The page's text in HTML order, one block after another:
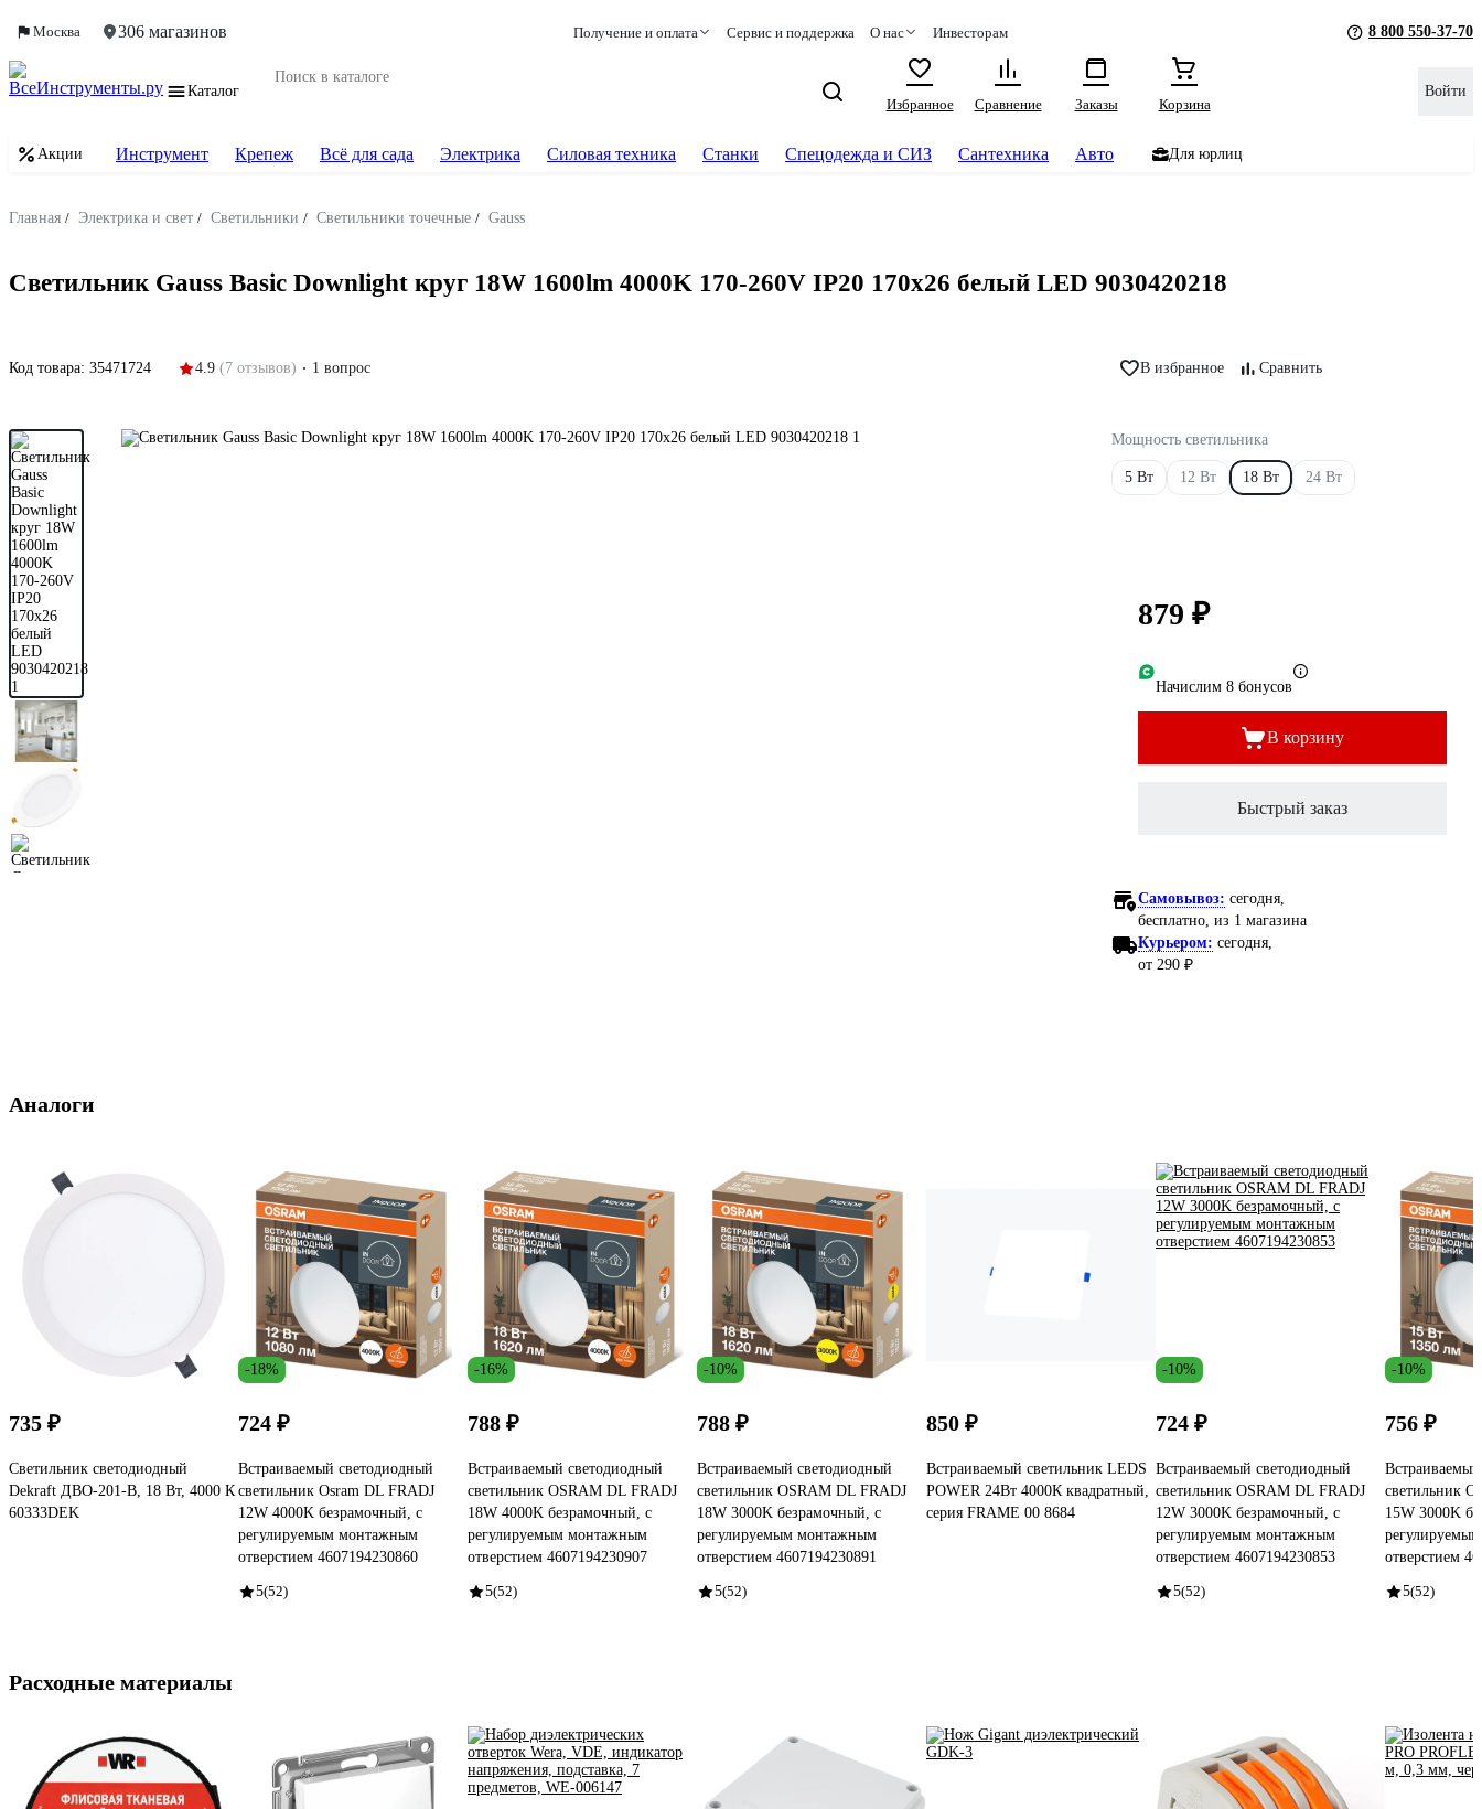
Москва 306 магазинов Получение и оплата Сервис и поддержка О нас Инвесторам 8 800 550-37-70
Каталог
Избранное
Сравнение Заказы Корзина
Войти
Акции Инструмент Крепеж Всё для сада Электрика Силовая техника Станки Спецодежда и СИЗ Сантехника Авто Для юрлиц
Главная / Электрика и свет / Светильники / Светильники точечные / Gauss
Светильник Gauss Basic Downlight круг 18W 1600lm 4000K 170-260V IP20 170x26 белый LED 9030420218
Код товара: 35471724 4.9 (7 отзывов) 1 вопрос В избранное Сравнить
Мощность светильника
5 Вт 12 Вт 18 Вт 24 Вт
879 ₽
Начислим 8 бонусов
В корзину
Быстрый заказ
Самовывоз: сегодня,
бесплатно , из 1 магазина
Курьером: сегодня,
от 290 ₽
Аналоги
735 ₽
Светильник светодиодный
Dekraft ДВО-201-В, 18 Вт, 4000 К
60333DEK
-18%
724 ₽
Встраиваемый светодиодный
светильник Osram DL FRADJ
12W 4000K безрамочный, с
регулируемым монтажным
отверстием 4607194230860
5(52)
-16%
788 ₽
Встраиваемый светодиодный
светильник OSRAM DL FRADJ
18W 4000K безрамочный, с
регулируемым монтажным
отверстием 4607194230907
5(52)
-10%
788 ₽
Встраиваемый светодиодный
светильник OSRAM DL FRADJ
18W 3000K безрамочный, с
регулируемым монтажным
отверстием 4607194230891
5(52)
850 ₽
Встраиваемый светильник LEDS
POWER 24Вт 4000К квадратный,
серия FRAME 00 8684
-10%
724 ₽
Встраиваемый светодиодный
светильник OSRAM DL FRADJ
12W 3000K безрамочный, с
регулируемым монтажным
отверстием 4607194230853
5(52)
-10%
756 ₽
светильник
15W 3000K
отверстием
5(52)
Расходные материалы